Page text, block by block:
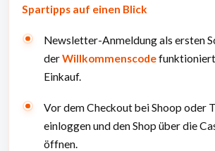
Spartipps auf einen Blick
Newsletter-Anmeldung als ersten
derWillkommenscode
Einkauf.
Vor dem Checkout bei Shoop oder
einloggen und den Shop über die
öffnen.